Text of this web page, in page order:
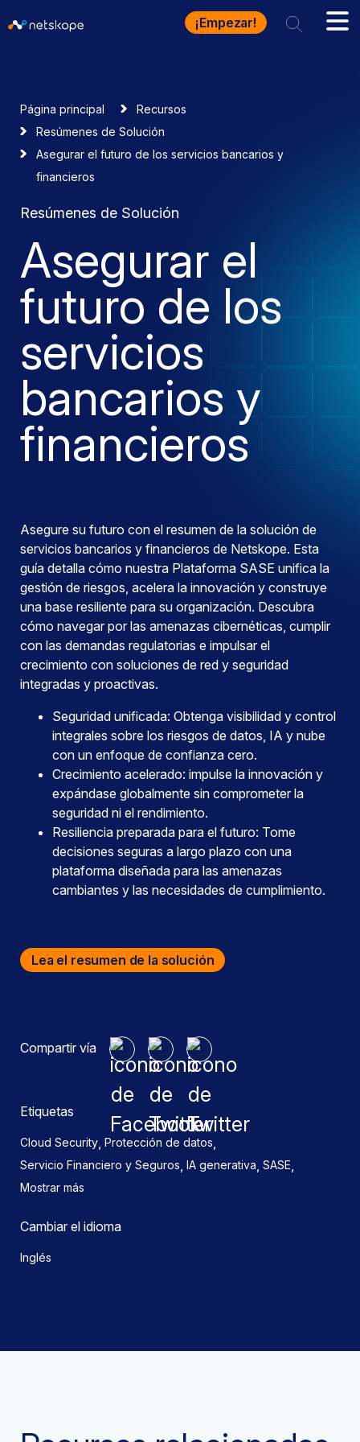
¡Empezar!
Página principal
Recursos
Resúmenes de Solución
Asegurar el futuro de los servicios bancarios y
financieros
Resúmenes de Solución
Asegurar el
futuro de los
servicios
bancarios y
financieros
Asegure su futuro con el resumen de la solución de
servicios bancarios y financieros de Netskope. Esta
guía detalla cómo nuestra Plataforma SASE unifica la
gestión de riesgos, acelera la innovación y construye
una base resiliente para su organización. Descubra
cómo navegar por las amenazas cibernéticas, cumplir
con las demandas regulatorias e impulsar el
crecimiento con soluciones de red y seguridad
integradas y proactivas.
Seguridad unificada: Obtenga visibilidad y control
integrales sobre los riesgos de datos, IA y nube
con un enfoque de confianza cero.
Crecimiento acelerado: impulse la innovación y
expándase globalmente sin comprometer la
seguridad ni el rendimiento.
Resiliencia preparada para el futuro: Tome
decisiones seguras a largo plazo con una
plataforma diseñada para las amenazas
cambiantes y las necesidades de cumplimiento.
Lea el resumen de la solución
Compartir vía
Etiquetas
Cloud Security, Protección de datos,
Servicio Financiero y Seguros, IA generativa, SASE,
Mostrar más
Cambiar el idioma
Inglés